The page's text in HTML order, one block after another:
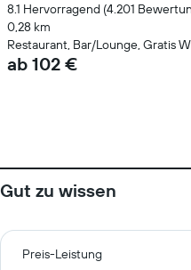
8.1 Hervorragend (4.201
0,28 km
Restaurant, Bar/Lounge, Gratis
ab 102 €
Gut zu wissen
Preis-Leistung